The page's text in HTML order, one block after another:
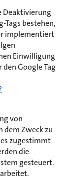
Deaktivierung
Tags bestehen,
implementiert
Einwilligung
den Google Tag
von
dem Zweck zu
zugestimmt
die
gesteuert.